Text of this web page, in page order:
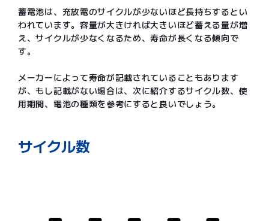
蓄電池は、充放電のサイクルが少ないほど長持ちするとい
われています。容量が大きければ大きいほど蓄える量が増
え、サイクルが少なくなるため、寿命が長くなる傾向で
す。
メーカーによって寿命が記載されていることもあります
が、もし記載がない場合は、次に紹介するサイクル数、使
用期間、電池の種類を参考にすると良いでしょう。
サイクル数